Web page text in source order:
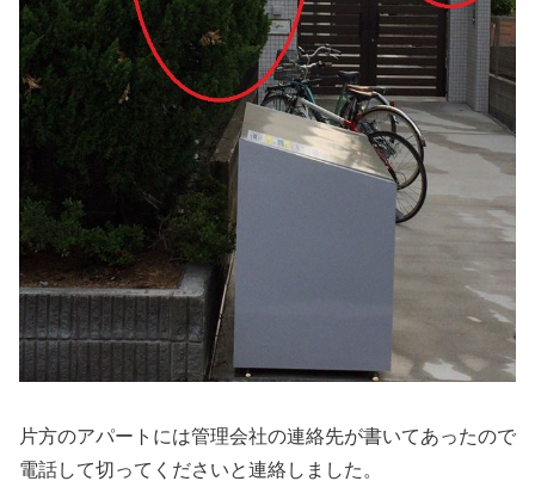
片方のアパートには管理会社の連絡先が書いてあったので
電話して切ってくださいと連絡しました。